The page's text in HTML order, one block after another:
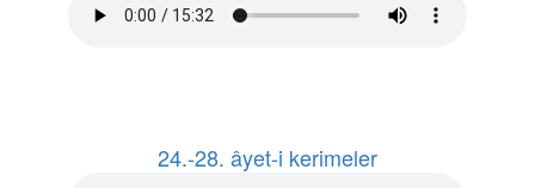
24.-28. âyet-i kerimeler